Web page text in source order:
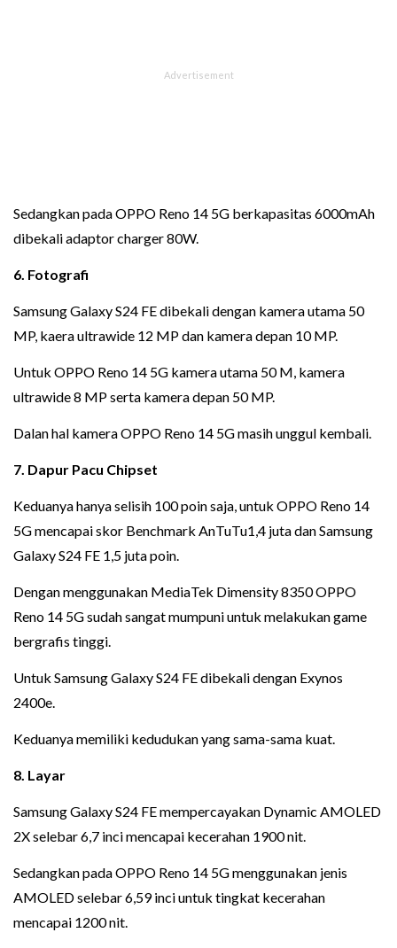
Sedangkan pada OPPO Reno 14 5G berkapasitas 6000mAh
dibekali adaptor charger 80W.
6. Fotografi
Samsung Galaxy S24 FE dibekali dengan kamera utama 50
MP, kaera ultrawide 12 MP dan kamera depan 10 MP.
Untuk OPPO Reno 14 5G kamera utama 50 M, kamera
ultrawide 8 MP serta kamera depan 50 MP.
Dalan hal kamera OPPO Reno 14 5G masih unggul kembali.
7. Dapur Pacu Chipset
Keduanya hanya selisih 100 poin saja, untuk OPPO Reno 14
5G mencapai skor Benchmark AnTuTu1,4 juta dan Samsung
Galaxy S24 FE 1,5 juta poin.
Dengan menggunakan MediaTek Dimensity 8350 OPPO
Reno 14 5G sudah sangat mumpuni untuk melakukan game
bergrafis tinggi.
Untuk Samsung Galaxy S24 FE dibekali dengan Exynos
2400e.
Keduanya memiliki kedudukan yang sama-sama kuat.
8. Layar
Samsung Galaxy S24 FE mempercayakan Dynamic AMOLED
2X selebar 6,7 inci mencapai kecerahan 1900 nit.
Sedangkan pada OPPO Reno 14 5G menggunakan jenis
AMOLED selebar 6,59 inci untuk tingkat kecerahan
mencapai 1200 nit.